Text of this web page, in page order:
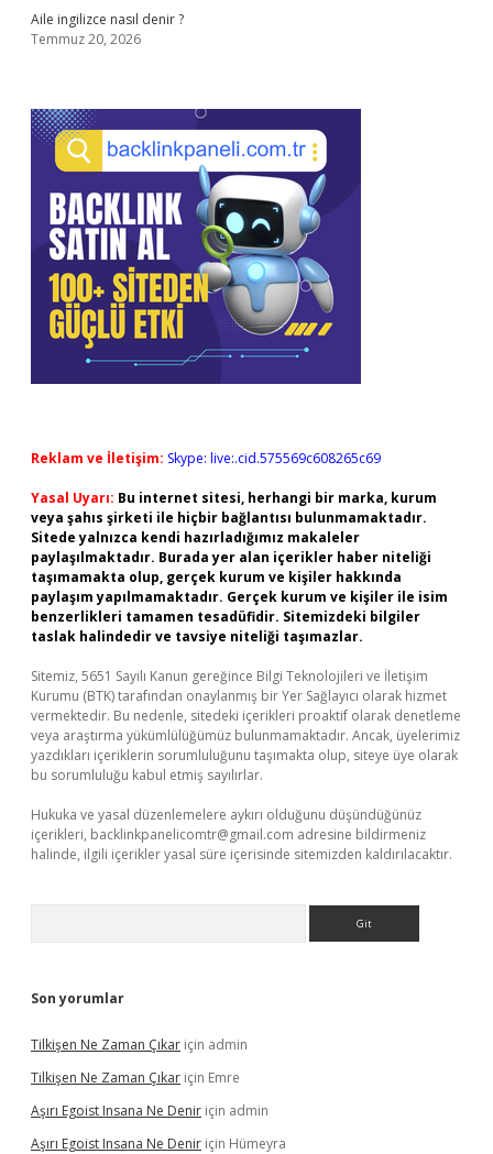
Aile ingilizce nasıl denir ?
Temmuz 20, 2026
Reklam ve İletişim: Skype: live:.cid.575569c608265c69
Yasal Uyarı: Bu internet sitesi, herhangi bir marka, kurum
veya şahıs şirketi ile hiçbir bağlantısı bulunmamaktadır.
Sitede yalnızca kendi hazırladığımız makaleler
paylaşılmaktadır. Burada yer alan içerikler haber niteliği
taşımamakta olup, gerçek kurum ve kişiler hakkında
paylaşım yapılmamaktadır. Gerçek kurum ve kişiler ile isim
benzerlikleri tamamen tesadüfidir. Sitemizdeki bilgiler
taslak halindedir ve tavsiye niteliği taşımazlar.
Sitemiz, 5651 Sayılı Kanun gereğince Bilgi Teknolojileri ve İletişim
Kurumu (BTK) tarafından onaylanmış bir Yer Sağlayıcı olarak hizmet
vermektedir. Bu nedenle, sitedeki içerikleri proaktif olarak denetleme
veya araştırma yükümlülüğümüz bulunmamaktadır. Ancak, üyelerimiz
yazdıkları içeriklerin sorumluluğunu taşımakta olup, siteye üye olarak
bu sorumluluğu kabul etmiş sayılırlar.
Hukuka ve yasal düzenlemelere aykırı olduğunu düşündüğünüz
içerikleri, backlinkpanelicomtr@gmail.com adresine bildirmeniz
halinde, ilgili içerikler yasal süre içerisinde sitemizden kaldırılacaktır.
Son yorumlar
Tilkişen Ne Zaman Çıkar için admin
Tilkişen Ne Zaman Çıkar için Emre
Aşırı Egoist Insana Ne Denir için admin
Aşırı Egoist Insana Ne Denir için Hümeyra